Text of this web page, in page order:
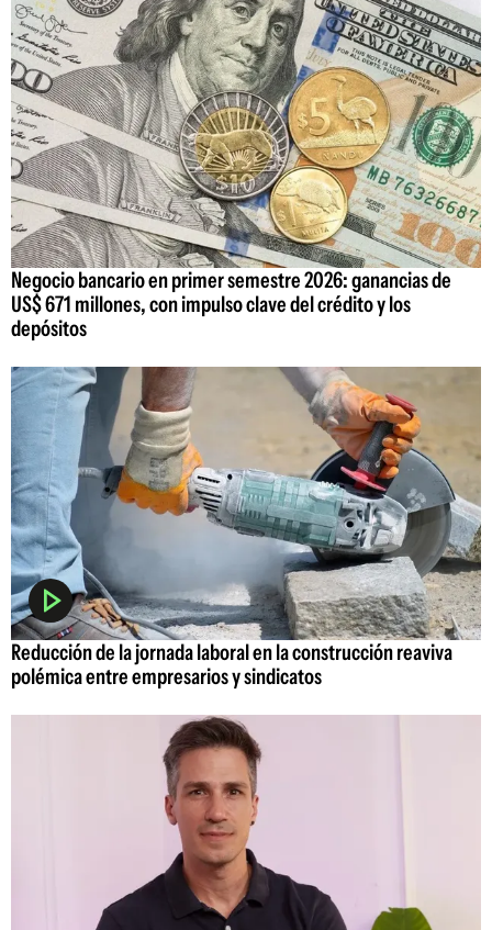
Negocio bancario en primer semestre 2026: ganancias de
US$ 671 millones, con impulso clave del crédito y los
depósitos
Reducción de la jornada laboral en la construcción reaviva
polémica entre empresarios y sindicatos